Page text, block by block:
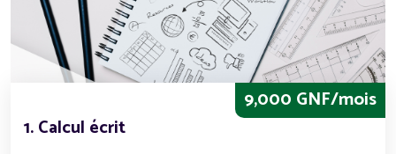
9,000 GNF/mois
1. Calcul écrit